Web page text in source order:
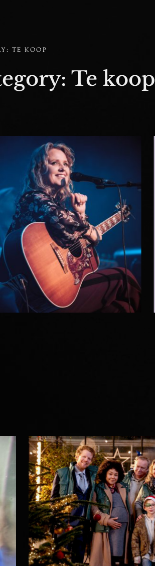
TE KOOP
Te koop